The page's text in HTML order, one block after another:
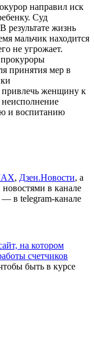
направил иск
Суд
результате жизнь
мальчик находится
не угрожает.
прокуроры
принятия мер в
привлечь женщину к
и воспитанию
, Дзен.Новости, а
в канале
в telegram-канале
на котором
счетчиков
быть в курсе